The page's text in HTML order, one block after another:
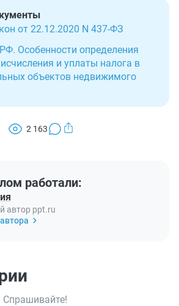
от 22.12.2020 N 437-ФЗ
Особенности определения
и уплаты налога в
объектов недвижимого
2 163
работали:
автор ppt.ru
Спрашивайте!